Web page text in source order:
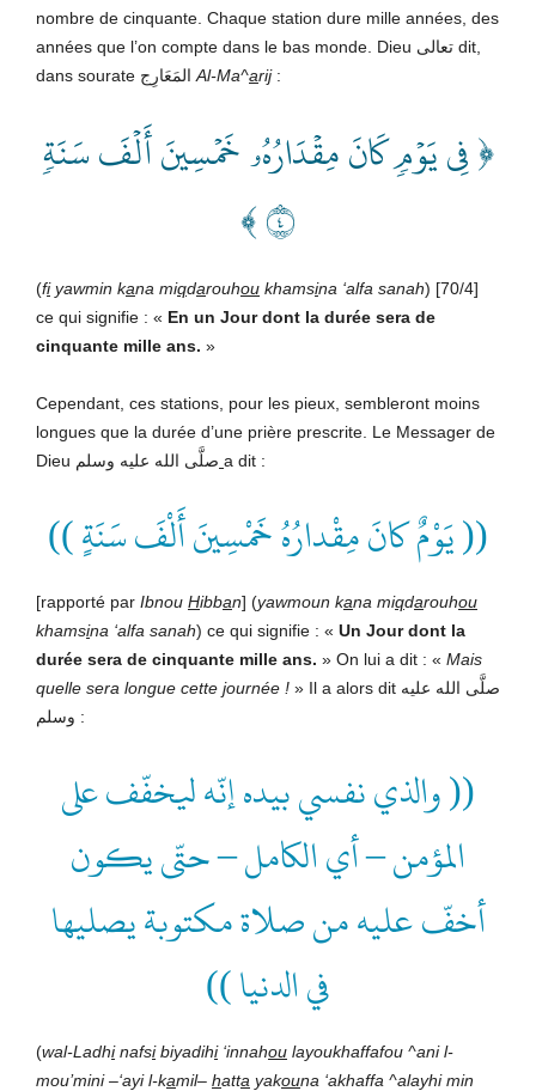
nombre de cinquante. Chaque station dure mille années, des
années que l’on compte dans le bas monde. Dieu تعالى dit,
dans sourate المَعَارِج Al-Ma^arij:
﴿ فِي يَوۡمٖ كَانَ مِقۡدَارُهُۥ خَمۡسِينَ أَلۡفَ سَنَةٖ
٤ ﴾
(fiyawmin kana miqdarouhou khamsina ‘alfa sanah) [70/4]
ce qui signifie : « En un Jour dont la durée sera de
cinquante mille ans. »
Cependant, ces stations, pour les pieux, sembleront moins
longues que la durée d’une prière prescrite. Le Messager de
Dieu صلَّى الله عليه وسلم a dit :
(( يَوْمٌ كانَ مِقْدارُهُ خَمْسِينَ أَلْفَ سَنَةٍ ))
[rapporté par Ibnou Hibban] (yawmoun kana miqdarouhou
khamsina ‘alfa sanah) ce qui signifie : « Un Jour dont la
durée sera de cinquante mille ans. » On lui a dit : « Mais
quelle sera longue cette journée ! » Il a alors dit صلَّى الله عليه
وسلم :
(( والذي نفسي بيده إنّه ليخفّف على
المؤمن – أي الكامل – حتّى يكون
أخفّ عليه من صلاة مكتوبة يصليها
في الدنيا ))
(wal-Ladhinafsibiyadihi‘innahou layoukhaffafou ^ani l-
mou’mini –‘ayi l-kamil– hatta yakouna ‘akhaffa ^alayhi min